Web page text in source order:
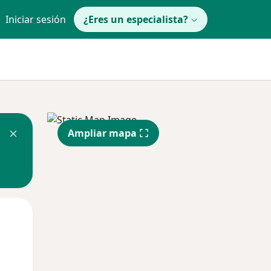
Iniciar sesión ¿Eres un especialista?
Ampliar mapa